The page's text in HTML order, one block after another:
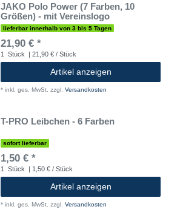
JAKO Polo Power (7 Farben, 10
Größen) - mit Vereinslogo
lieferbar innerhalb von 3 bis 5 Tagen
21,90 € *
1 Stück | 21,90 € / Stück
Artikel anzeigen
* inkl. ges. MwSt. zzgl. Versandkosten
T-PRO Leibchen - 6 Farben
sofort lieferbar
1,50 € *
1 Stück | 1,50 € / Stück
Artikel anzeigen
* inkl. ges. MwSt. zzgl. Versandkosten